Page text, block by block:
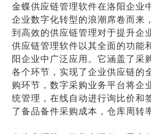
金蝶供应链管理软件在洛阳企业
企业数字化转型的浪潮席卷而来
到高效的供应链管理对于提升企
供应链管理软件以其全面的功能
阳企业中广泛应用。它涵盖了采
各个环节，实现了企业供应链的
购环节，数字采购业务平台将企
统管理，在线自动进行询比价和
了备品备件采购成本，仓库周转